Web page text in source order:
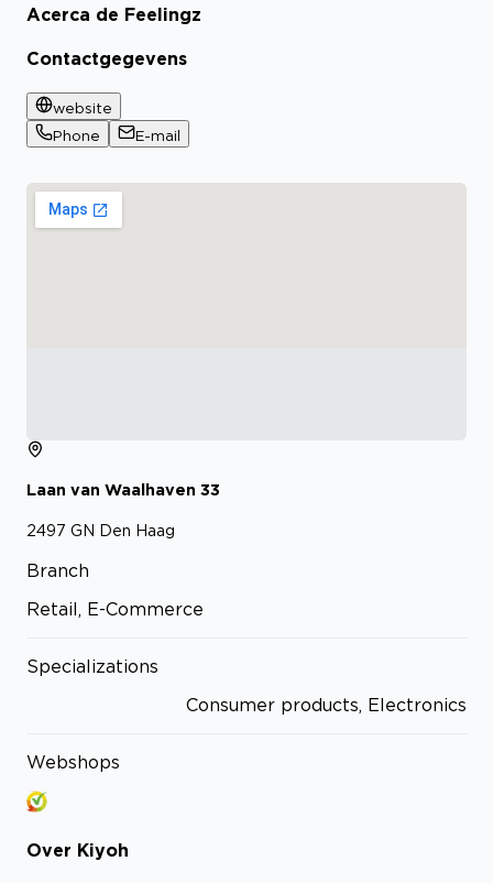
Bekijk certificaat
Acerca de Feelingz
Contactgegevens
website
Phone
E-mail
Laan van Waalhaven 33
2497 GN Den Haag
Branch
Retail, E-Commerce
Specializations
Consumer products, Electronics
Webshops
Over Kiyoh